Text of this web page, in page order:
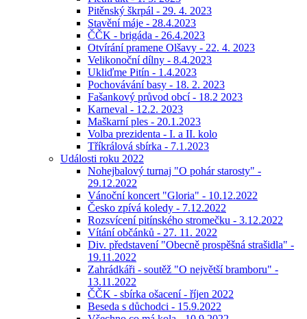
Pitěnský škrpál - 29. 4. 2023
Stavění máje - 28.4.2023
ČČK - brigáda - 26.4.2023
Otvírání pramene Olšavy - 22. 4. 2023
Velikonoční dílny - 8.4.2023
Ukliďme Pitín - 1.4.2023
Pochovávání basy - 18. 2. 2023
Fašankový průvod obcí - 18.2 2023
Karneval - 12.2. 2023
Maškarní ples - 20.1.2023
Volba prezidenta - I. a II. kolo
Tříkrálová sbírka - 7.1.2023
Události roku 2022
Nohejbalový turnaj "O pohár starosty" -
29.12.2022
Vánoční koncert "Gloria" - 10.12.2022
Česko zpívá koledy - 7.12.2022
Rozsvícení pitínského stromečku - 3.12.2022
Vítání občánků - 27. 11. 2022
Div. představení "Obecně prospěšná strašidla" -
19.11.2022
Zahrádkáři - soutěž "O největší bramboru" -
13.11.2022
ČČK - sbírka ošacení - říjen 2022
Beseda s důchodci - 15.9.2022